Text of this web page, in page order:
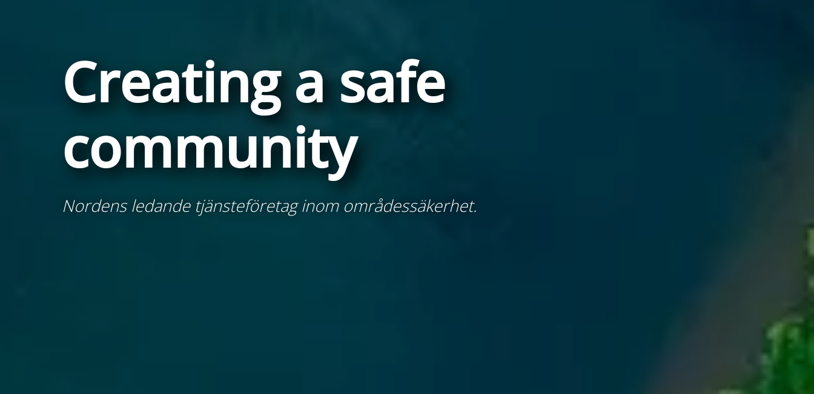
Creating a safe
community
Nordens ledande tjänsteföretag inom områdessäkerhet.